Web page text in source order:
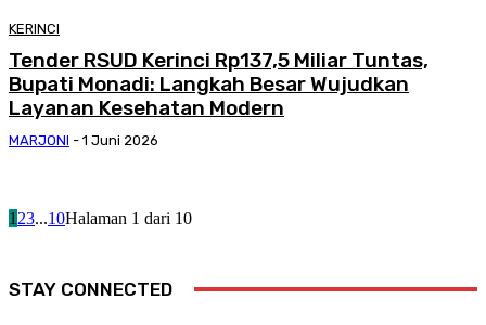
KERINCI
Tender RSUD Kerinci Rp137,5 Miliar Tuntas,
Bupati Monadi: Langkah Besar Wujudkan
Layanan Kesehatan Modern
MARJONI - 1 Juni 2026
1 23...10Halaman 1 dari 10
STAY CONNECTED